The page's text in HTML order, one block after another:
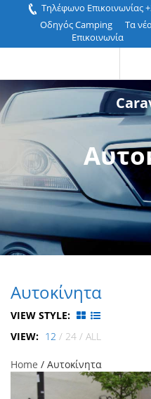
Τηλέφωνο Επικοινωνίας
Οδηγός Camping
Τα
Επικοινωνία
Αυτοκίνητα
VIEW STYLE:
VIEW: 12 / 24 / ALL
Home / Αυτοκίνητα